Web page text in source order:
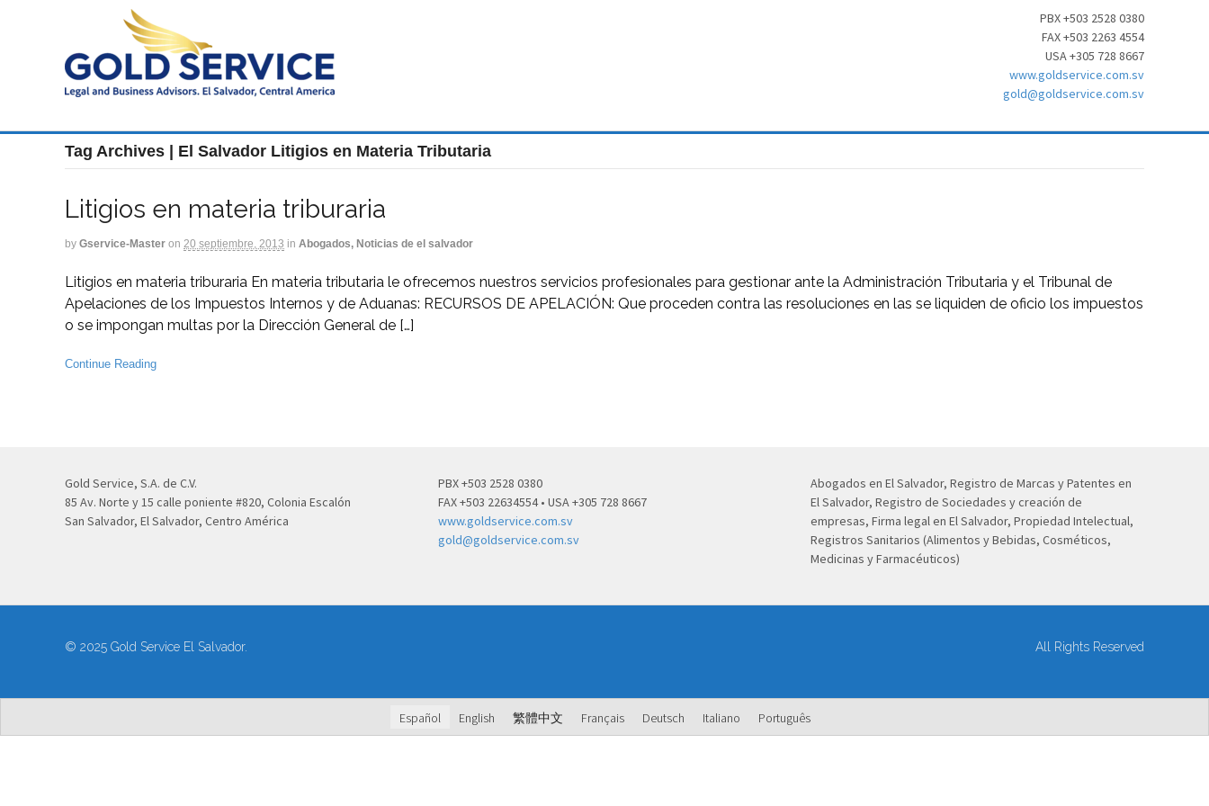
PBX +503 2528 0380
FAX +503 2263 4554
USA +305 728 8667
www.goldservice.com.sv
gold@goldservice.com.sv
Tag Archives | El Salvador Litigios en Materia Tributaria
Litigios en materia triburaria
by Gservice-Master on 20 septiembre, 2013 in Abogados, Noticias de el salvador
Litigios en materia triburaria En materia tributaria le ofrecemos nuestros servicios profesionales para gestionar ante la Administración Tributaria y el Tribunal de
Apelaciones de los Impuestos Internos y de Aduanas: RECURSOS DE APELACIÓN: Que proceden contra las resoluciones en las se liquiden de oficio los impuestos
o se impongan multas por la Dirección General de […]
Continue Reading
Gold Service, S.A. de C.V.
85 Av. Norte y 15 calle poniente #820, Colonia Escalón
San Salvador, El Salvador, Centro América
PBX +503 2528 0380
FAX +503 22634554 • USA +305 728 8667
www.goldservice.com.sv
gold@goldservice.com.sv
Abogados en El Salvador, Registro de Marcas y Patentes en
El Salvador, Registro de Sociedades y creación de
empresas, Firma legal en El Salvador, Propiedad Intelectual,
Registros Sanitarios (Alimentos y Bebidas, Cosméticos,
Medicinas y Farmacéuticos)
© 2025 Gold Service El Salvador. All Rights Reserved
Español English 繁體中文 Français Deutsch Italiano Português